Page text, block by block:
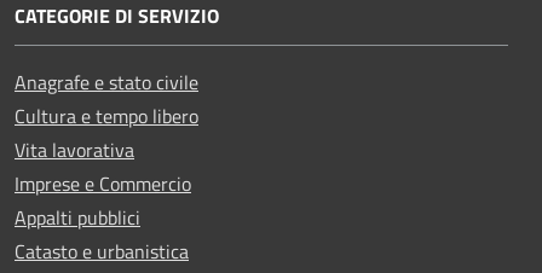
CATEGORIE DI SERVIZIO
Anagrafe e stato civile
Cultura e tempo libero
Vita lavorativa
Imprese e Commercio
Appalti pubblici
Catasto e urbanistica